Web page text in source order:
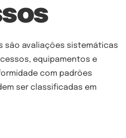
são avaliações sistemáticas
equipamentos e
com padrões
ser classificadas em